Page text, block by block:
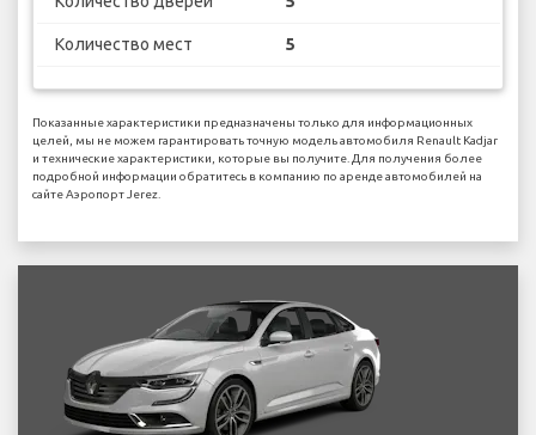
Количество мест 5
Показанные характеристики предназначены только для информационных
целей, мы не можем гарантировать точную модель автомобиля Renault Kadjar
и технические характеристики, которые вы получите. Для получения более
подробной информации обратитесь в компанию по аренде автомобилей на
сайте Аэропорт Jerez.